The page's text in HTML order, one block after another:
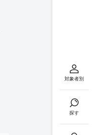
対象者別
探す